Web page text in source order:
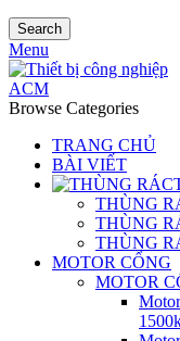
Search
Menu
Browse Categories
TRANG CHỦ
BÀI VIẾT
THÙNG
THÙNG
THÙNG
MOTOR CỔNG
MOTOR